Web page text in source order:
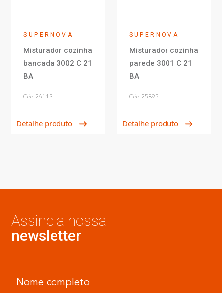
SUPERNOVA
Misturador cozinha
bancada 3002 C 21
BA
Cód:26113
Detalhe produto
SUPERNOVA
Misturador cozinha
parede 3001 C 21
BA
Cód:25895
Detalhe produto
Assine a nossa
newsletter